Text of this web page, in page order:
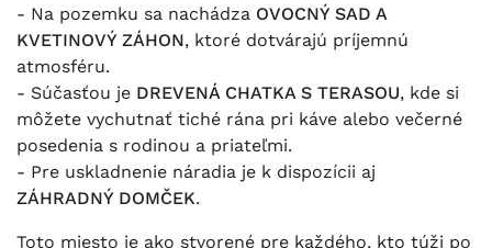
- Na pozemku sa nachádza OVOCNÝ SAD A
KVETINOVÝ ZÁHON, ktoré dotvárajú príjemnú
atmosféru.
- Súčasťou je DREVENÁ CHATKA S TERASOU, kde si
môžete vychutnať tiché rána pri káve alebo večerné
posedenia s rodinou a priateľmi.
- Pre uskladnenie náradia je k dispozícii aj
ZÁHRADNÝ DOMČEK.
Toto miesto je ako stvorené pre každého, kto túži po